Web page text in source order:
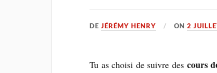
DEJÉRÉMY HENRY ON2
Tu as choisi de suivre des cours